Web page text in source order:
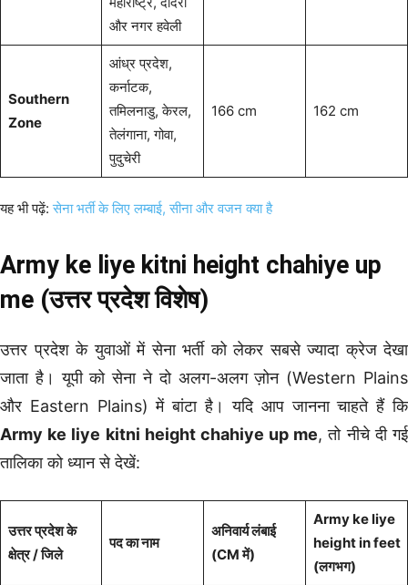
और नगर हवेली
Southern
Zone
आंध्र प्रदेश,
कर्नाटक,
तमिलनाडु, केरल,
तेलंगाना, गोवा,
पुदुचेरी
166 cm 162 cm
यह भी पढ़ें:सेना भर्ती के लिए लम्बाई, सीना और वजन क्या है
Army ke liye kitni height chahiye up
me (उत्तर प्रदेश विशेष)
उत्तर प्रदेश के युवाओं में सेना भर्ती को लेकर सबसे ज्यादा क्रेज देखा
जाता है। यूपी को सेना ने दो अलग-अलग ज़ोन (Western Plains
और Eastern Plains) में बांटा है। यदि आप जानना चाहते हैं कि
Army ke liye kitni height chahiye up me, तो नीचे दी गई
तालिका को ध्यान से देखें:
उत्तर प्रदेश के
क्षेत्र / जिले
पद का नाम
अनिवार्य लंबाई
(CM में)
Army ke liye
height in feet
(लगभग)